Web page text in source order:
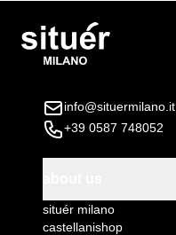
info@situermilano.it
+39 0587 748052
situér milano
castellanishop